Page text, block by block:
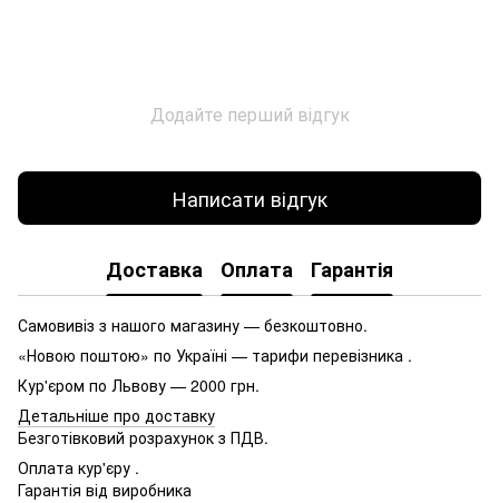
Додайте перший відгук
Написати відгук
Доставка Оплата Гарантія
Самовивіз з нашого магазину — безкоштовно.
«Новою поштою» по Україні — тарифи перевізника .
Кур'єром по Львову — 2000 грн.
Детальніше про доставку
Безготівковий розрахунок з ПДВ.
Оплата кур'єру .
Гарантія від виробника